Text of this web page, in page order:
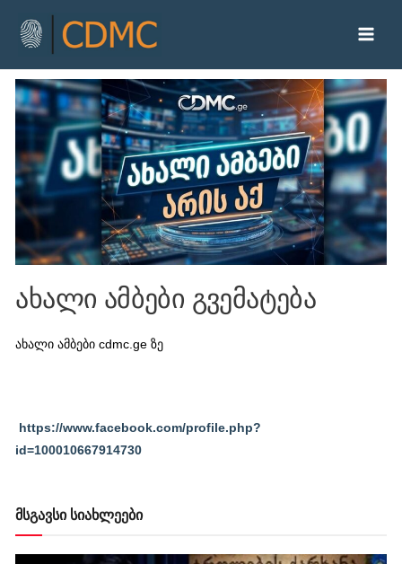
ახალი ამბები გვემატება
ახალი ამბები cdmc.ge ზე
https://www.facebook.com/profile.php?
id=100010667914730
მსგავსი სიახლეები